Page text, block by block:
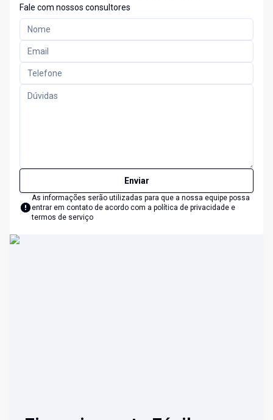
Fale com nossos consultores
Enviar
As informações serão utilizadas para que a nossa equipe possa
entrar em contato de acordo com a política de privacidade e
termos de serviço